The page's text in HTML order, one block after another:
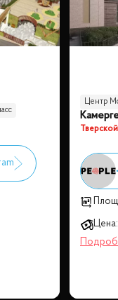
Центр
Тверской
Цена: